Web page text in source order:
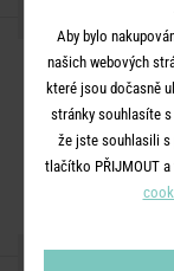
Další informace:
Aby bylo
našich webových
které jsou dočasně
stránky souhlasíte
že jste souhlasili
tlačítko PŘIJMOUT